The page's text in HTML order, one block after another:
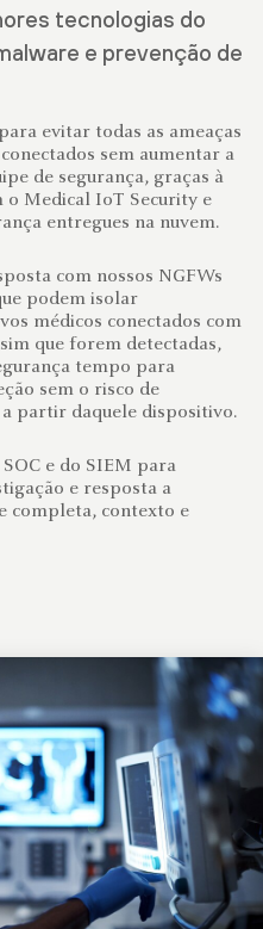
tecnologias do
e prevenção de
evitar todas as ameaças
sem aumentar a
de segurança, graças à
o Medical IoT Security e
entregues na nuvem.
com nossos NGFWs
podem isolar
médicos conectados com
que forem detectadas,
tempo para
sem o risco de
partir daquele dispositivo.
e do SIEM para
e resposta a
completa, contexto e